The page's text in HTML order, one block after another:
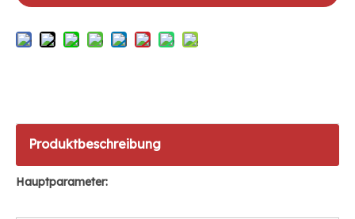
Produktbeschreibung
Hauptparameter: